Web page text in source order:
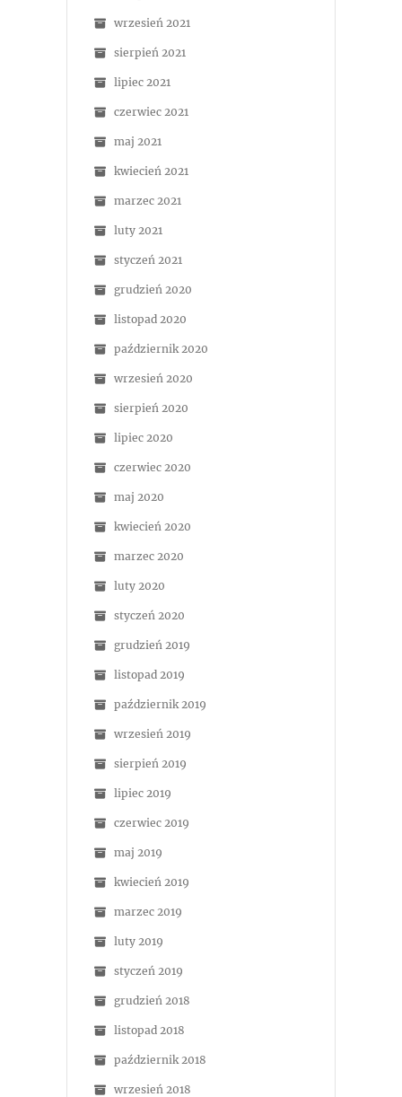
wrzesień 2021
sierpień 2021
lipiec 2021
czerwiec 2021
maj 2021
kwiecień 2021
marzec 2021
luty 2021
styczeń 2021
grudzień 2020
listopad 2020
październik 2020
wrzesień 2020
sierpień 2020
lipiec 2020
czerwiec 2020
maj 2020
kwiecień 2020
marzec 2020
luty 2020
styczeń 2020
grudzień 2019
listopad 2019
październik 2019
wrzesień 2019
sierpień 2019
lipiec 2019
czerwiec 2019
maj 2019
kwiecień 2019
marzec 2019
luty 2019
styczeń 2019
grudzień 2018
listopad 2018
październik 2018
wrzesień 2018